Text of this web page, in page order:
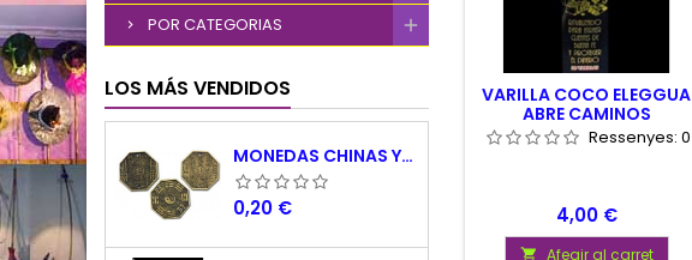
POR CATEGORIAS
LOS MÁS VENDIDOS
MONEDAS CHINAS YING YANG
Precio
0,20 €
VARILLA COCO ELEGGUA
ABRE CAMINOS
Ressenyes: 0
Preu
4,00 €
 Afegir al carret